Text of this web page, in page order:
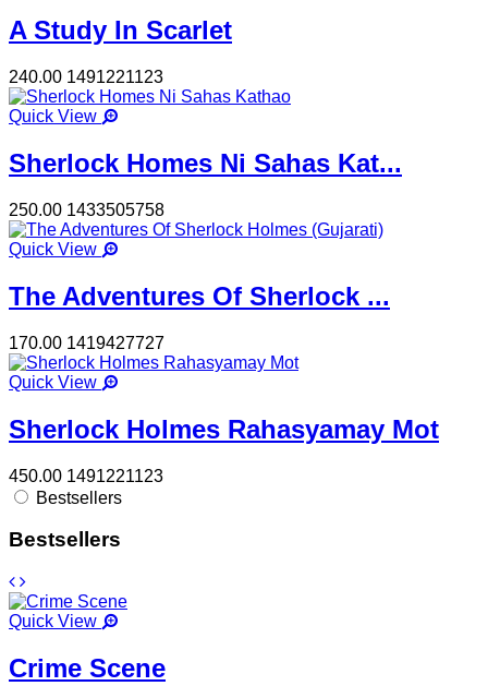
A Study In Scarlet
240.00 1491221123
Quick View
Sherlock Homes Ni Sahas Kat...
250.00 1433505758
Quick View
The Adventures Of Sherlock ...
170.00 1419427727
Quick View
Sherlock Holmes Rahasyamay Mot
450.00 1491221123
Bestsellers
Bestsellers
Quick View
Crime Scene